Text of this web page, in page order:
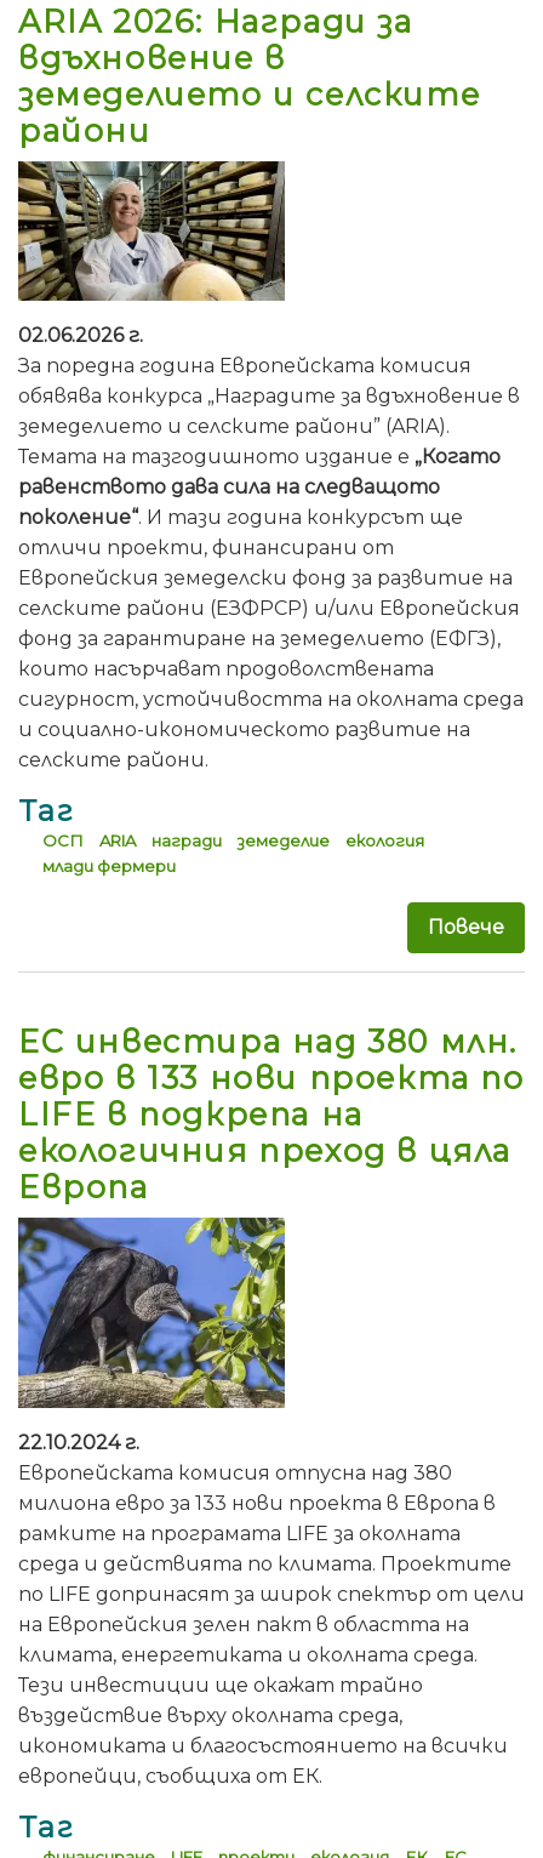
ARIA 2026: Награди за
вдъхновение в
земеделието и селските
райони
02.06.2026 г.
За поредна година Европейската комисия
обявява конкурса „Наградите за вдъхновение в
земеделието и селските райони” (ARIA).
Темата на тазгодишното издание е „Когато
равенството дава сила на следващото
поколение“. И тази година конкурсът ще
отличи проекти, финансирани от
Европейския земеделски фонд за развитие на
селските райони (ЕЗФРСР) и/или Европейския
фонд за гарантиране на земеделието (ЕФГЗ),
които насърчават продоволствената
сигурност, устойчивостта на околната среда
и социално-икономическото развитие на
селските райони.
Таг
ОСП ARIA награди земеделие
екология
млади фермери
Повече
ЕС инвестира над 380 млн.
евро в 133 нови проекта по
LIFE в подкрепа на
екологичния преход в цяла
Европа
22.10.2024 г.
Европейската комисия отпусна над 380
милиона евро за 133 нови проекта в Европа в
рамките на програмата LIFE за околната
среда и действията по климата. Проектите
по LIFE допринасят за широк спектър от цели
на Европейския зелен пакт в областта на
климата, енергетиката и околната среда.
Тези инвестиции ще окажат трайно
въздействие върху околната среда,
икономиката и благосъстоянието на всички
европейци, съобщиха от ЕК.
Таг